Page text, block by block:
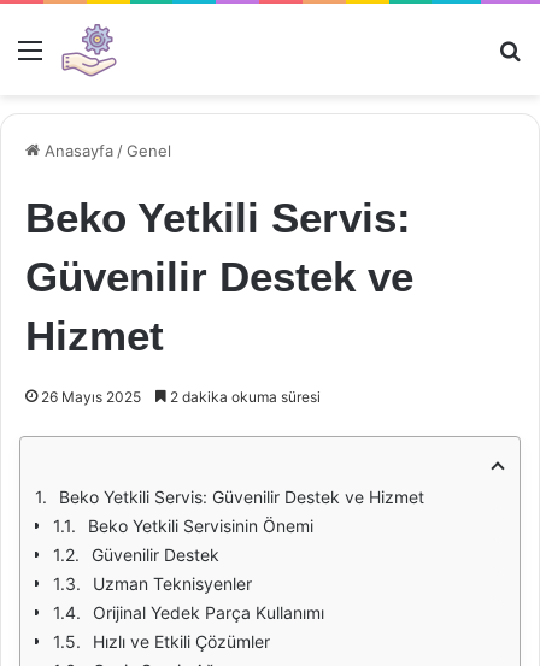
Menü
Anasayfa /Genel
Beko Yetkili Servis:
Güvenilir Destek ve
Hizmet
26 Mayıs 2025 2 dakika okuma süresi
Beko Yetkili Servis: Güvenilir Destek ve Hizmet
Beko Yetkili Servisinin Önemi
Güvenilir Destek
Uzman Teknisyenler
Orijinal Yedek Parça Kullanımı
Hızlı ve Etkili Çözümler